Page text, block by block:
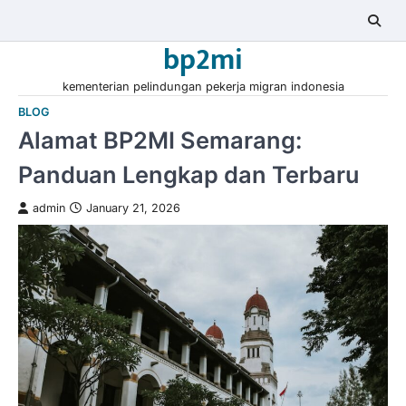
bp2mi
kementerian pelindungan pekerja migran indonesia
BLOG
Alamat BP2MI Semarang:
Panduan Lengkap dan Terbaru
admin January 21, 2026